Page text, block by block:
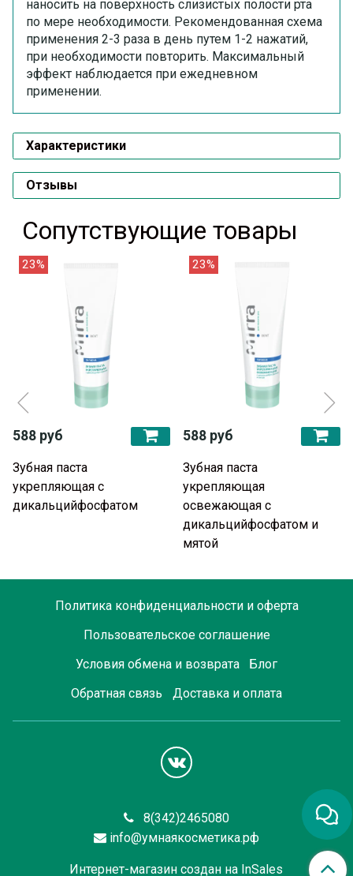
наносить на поверхность слизистых полости рта
по мере необходимости. Рекомендованная схема
применения 2-3 раза в день путем 1-2 нажатий,
при необходимости повторить. Максимальный
эффект наблюдается при ежедневном
применении.
Характеристики
Отзывы
Сопутствующие товары
23%
588 руб
Зубная паста
укрепляющая с
дикальцийфосфатом
23%
588 руб
Зубная паста
укрепляющая
освежающая с
дикальцийфосфатом и
мятой
Политика конфиденциальности и оферта
Пользовательское соглашение
Условия обмена и возврата
Блог
Обратная связь
Доставка и оплата
8(342)2465080
info@умнаякосметика.рф
Интернет-магазин создан на InSales